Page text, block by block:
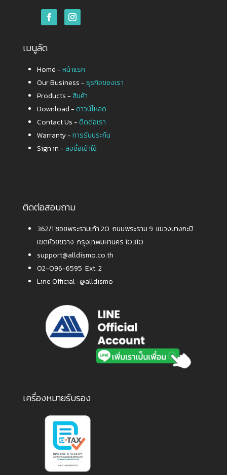
เมนูลัด
Home -หน้าแรก
Our Business -ธุรกิจของเรา
Products - สินค้า
Download - ดาวน์โหลด
Contact Us - ติดต่อเรา
Warranty -การรับประกัน
Sign in - ลงชื่อเข้าใช้
ติดต่อสอบถาม
362/1 ซอยพระรามเก้า 20 ถนนพระราม 9 แขวงบางกะปิ
เขตห้วยขวาง กรุงเทพมหานคร 10310
support@alldismo.co.th
02-096-6595 Ext. 2
Line Official :@alldismo
เครื่องหมายรับรอง